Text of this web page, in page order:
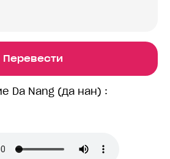
Перевести
Da Nang (да нан) :